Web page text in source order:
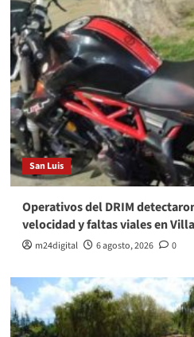
San Luis
Operativos del DRIM
velocidad y faltas viales en
m24digital 6 agosto, 2026 0